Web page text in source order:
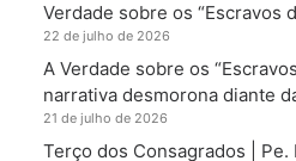
Verdade sobre os “Escravos
22 de julho de 2026
A Verdade sobre os
narrativa desmorona diante
21 de julho de 2026
Terço dos Consagrados | Pe.